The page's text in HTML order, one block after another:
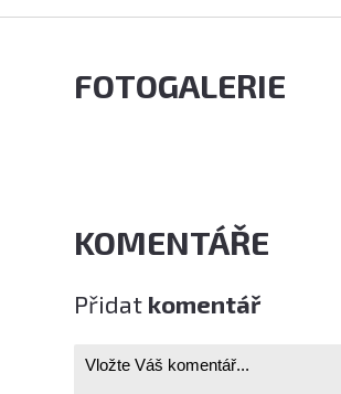
FOTOGALERIE
KOMENTÁŘE
Přidat komentář